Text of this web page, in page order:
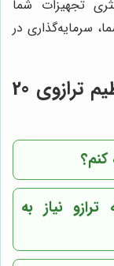
تجهیزات شما
ترازوی 20 کیلویی شما، سرمایه‌گذاری در
سوالات متداول نگهداری و تنظیم ترازوی 20
کنم؟
نیاز به